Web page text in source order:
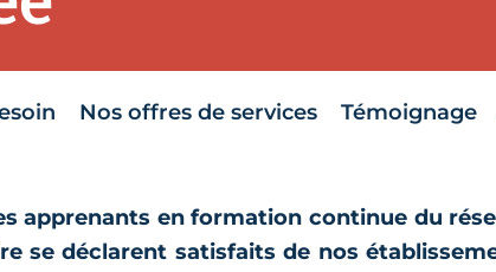
Nos offres de services Témoignage
apprenants en formation continue du
se déclarent satisfaits de nos